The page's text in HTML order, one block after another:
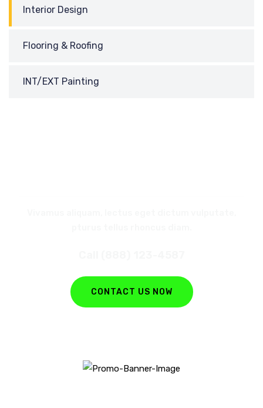
Interior Design
Flooring & Roofing
INT/EXT Painting
CONTACT US NOW